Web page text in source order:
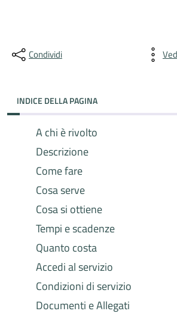
Condividi
INDICE DELLA PAGINA
A chi è rivolto
Descrizione
Come fare
Cosa serve
Cosa si ottiene
Tempi e scadenze
Quanto costa
Accedi al servizio
Condizioni di servizio
Documenti e Allegati